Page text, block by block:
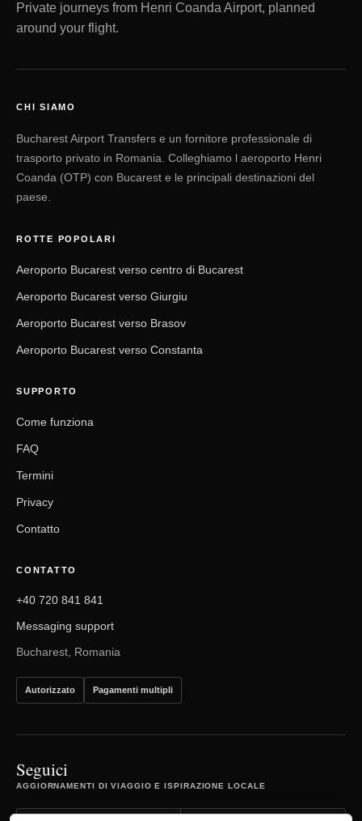
Private journeys from Henri Coanda Airport, planned
around your flight.
CHI SIAMO
Bucharest Airport Transfers e un fornitore professionale di
trasporto privato in Romania. Colleghiamo l aeroporto Henri
Coanda (OTP) con Bucarest e le principali destinazioni del
paese.
ROTTE POPOLARI
Aeroporto Bucarest verso centro di Bucarest
Aeroporto Bucarest verso Giurgiu
Aeroporto Bucarest verso Brasov
Aeroporto Bucarest verso Constanta
SUPPORTO
Come funziona
FAQ
Termini
Privacy
Contatto
CONTATTO
+40 720 841 841
Messaging support
Bucharest, Romania
Autorizzato Pagamenti multipli
Seguici
AGGIORNAMENTI DI VIAGGIO E ISPIRAZIONE LOCALE